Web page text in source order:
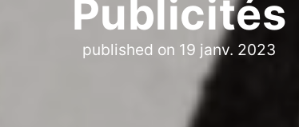
Publicités
published on 19 janv. 2023